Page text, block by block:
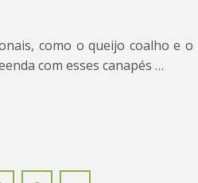
como o queijo coalho e o
com esses canapés …